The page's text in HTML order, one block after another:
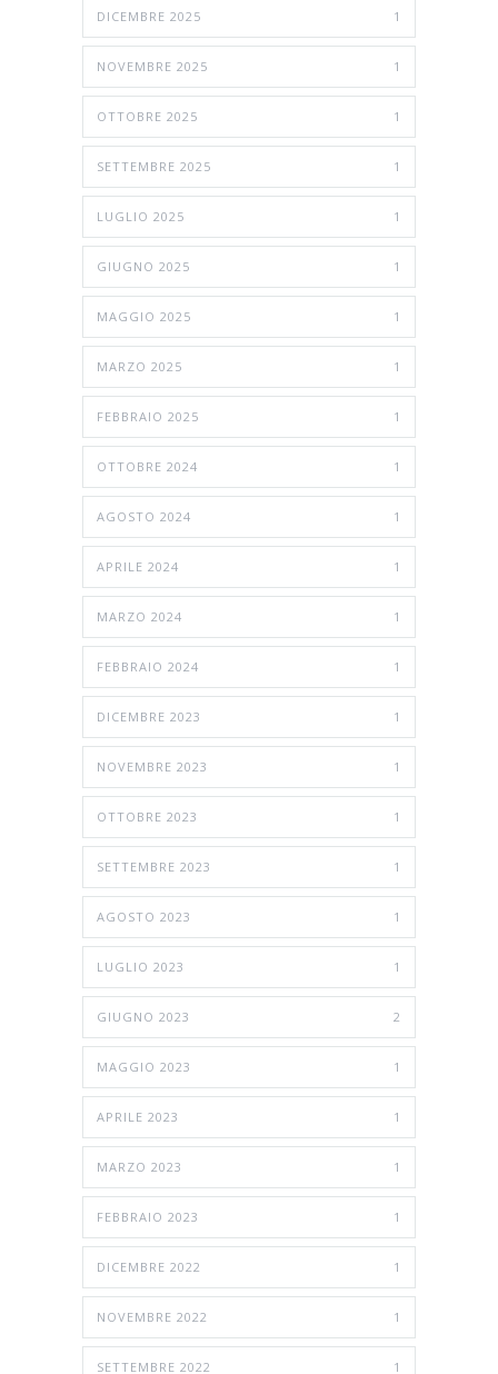
DICEMBRE 2025 1
NOVEMBRE 2025 1
OTTOBRE 2025 1
SETTEMBRE 2025 1
LUGLIO 2025 1
GIUGNO 2025 1
MAGGIO 2025 1
MARZO 2025 1
FEBBRAIO 2025 1
OTTOBRE 2024 1
AGOSTO 2024 1
APRILE 2024 1
MARZO 2024 1
FEBBRAIO 2024 1
DICEMBRE 2023 1
NOVEMBRE 2023 1
OTTOBRE 2023 1
SETTEMBRE 2023 1
AGOSTO 2023 1
LUGLIO 2023 1
GIUGNO 2023 2
MAGGIO 2023 1
APRILE 2023 1
MARZO 2023 1
FEBBRAIO 2023 1
DICEMBRE 2022 1
NOVEMBRE 2022 1
SETTEMBRE 2022 1